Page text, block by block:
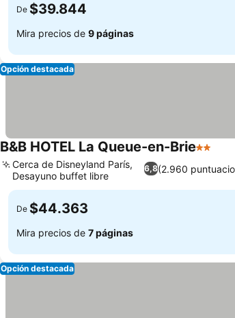
De $39.844
Mira precios de 9 páginas
Opción destacada
B&B HOTEL La Queue-en-Brie2
6,8(2.960
Cerca de Disneyland París,
Desayuno buffet libre
De $44.363
Mira precios de 7 páginas
Opción destacada